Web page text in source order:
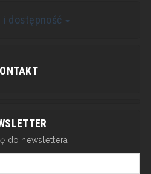
i dostępność
do newslettera